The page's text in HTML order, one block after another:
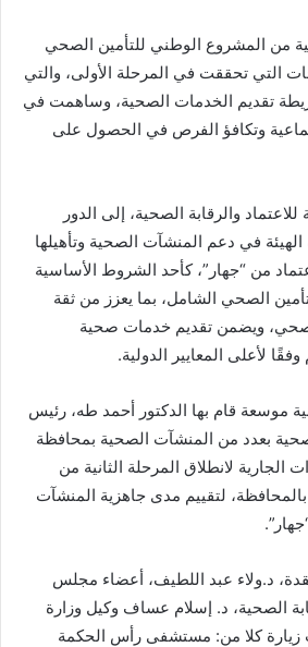
من المشروع الوطني للتأمين الصحي
التي تحققت في المرحلة الأولى، والتي
تقديم الخدمات الصحية، وساهمت في
وتكافؤ الفرص في الحصول على
والرقابة الصحية، إلى الدور
في دعم المنشآت الصحية وتأهيلها
من “جهار”، كأحد الشروط الأساسية
الصحي الشامل، بما يعزز من ثقة
ويضمن تقديم خدمات صحية
لأعلى المعايير الدولية.
موسعة قام بها الدكتور أحمد طه، رئيس
بعدد من المنشآت الصحية بمحافظة
لانطلاق المرحلة الثانية من
لتقييم مدى جاهزية المنشآت
د.ولاء عبد اللطيف، أعضاء مجلس
الصحية، د. إسلام عساف وكيل وزارة
كلا من: مستشفى رأس الحكمة